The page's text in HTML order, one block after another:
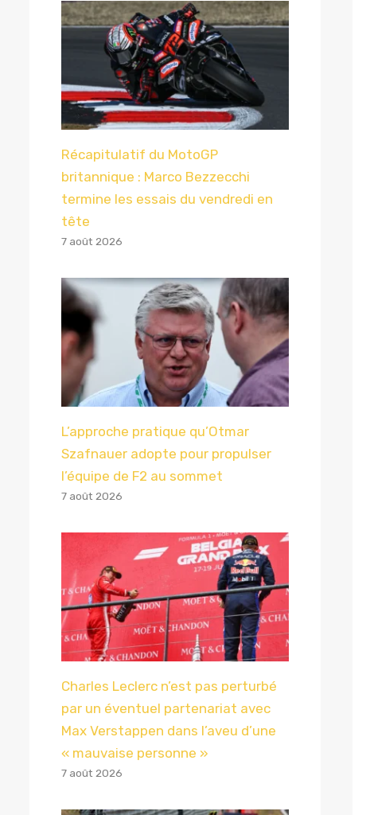
Récapitulatif du MotoGP
britannique : Marco Bezzecchi
termine les essais du vendredi en
tête
7 août 2026
L’approche pratique qu’Otmar
Szafnauer adopte pour propulser
l’équipe de F2 au sommet
7 août 2026
Charles Leclerc n’est pas perturbé
par un éventuel partenariat avec
Max Verstappen dans l’aveu d’une
« mauvaise personne »
7 août 2026